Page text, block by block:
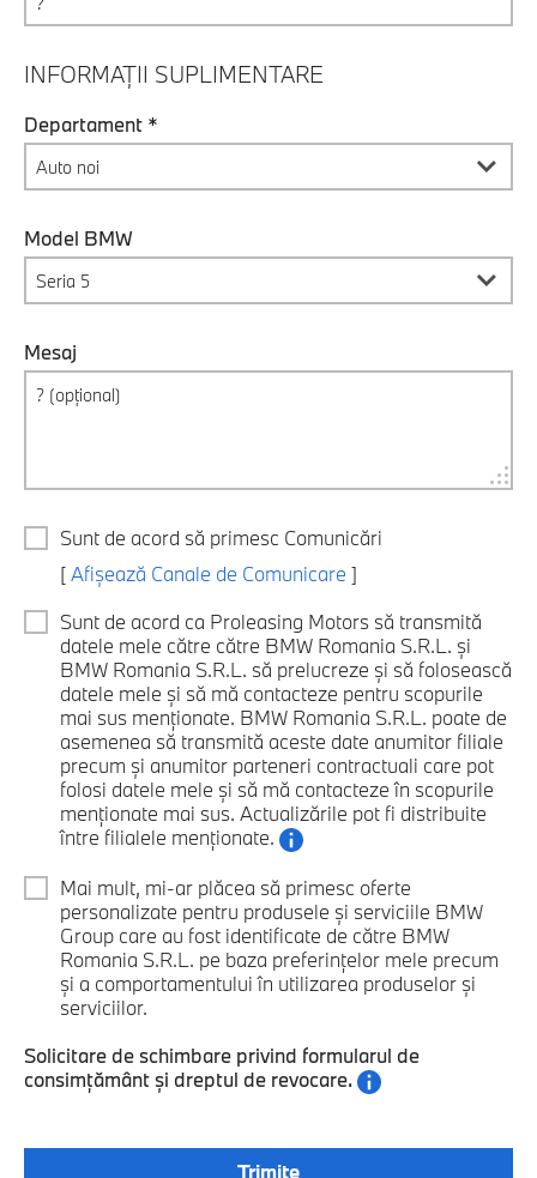
INFORMAȚII SUPLIMENTARE
Departament *
Model BMW
Mesaj
Sunt de acord să primesc Comunicări
[Afișează Canale de Comunicare ]
Sunt de acord ca Proleasing Motors să transmită
datele mele către către BMW Romania S.R.L. și
BMW Romania S.R.L. să prelucreze și să folosească
datele mele și să mă contacteze pentru scopurile
mai sus menționate. BMW Romania S.R.L. poate de
asemenea să transmită aceste date anumitor filiale
precum și anumitor parteneri contractuali care pot
folosi datele mele și să mă contacteze în scopurile
menționate mai sus. Actualizările pot fi distribuite
între filialele menționate.
Mai mult, mi-ar plăcea să primesc oferte
personalizate pentru produsele și serviciile BMW
Group care au fost identificate de către BMW
Romania S.R.L. pe baza preferințelor mele precum
și a comportamentului în utilizarea produselor și
serviciilor.
Solicitare de schimbare privind formularul de
consimțământ și dreptul de revocare.